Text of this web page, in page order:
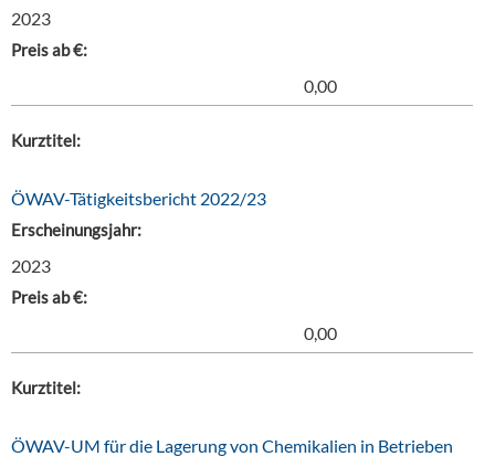
2023
Preis ab €:
0,00
Kurztitel:
ÖWAV-Tätigkeitsbericht 2022/23
Erscheinungsjahr:
2023
Preis ab €:
0,00
Kurztitel:
ÖWAV-UM für die Lagerung von Chemikalien in Betrieben